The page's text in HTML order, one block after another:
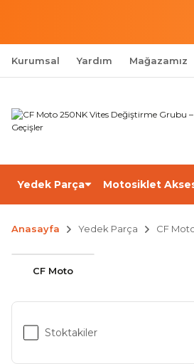
Kurumsal Yardım Mağazamız
Yedek Parça Motosiklet
Anasayfa Yedek Parça CF
CF Moto
Stoktakiler